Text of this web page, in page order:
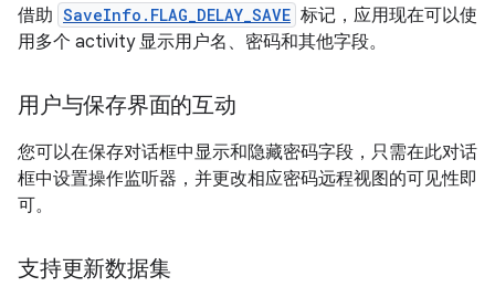
借助 SaveInfo.FLAG_DELAY_SAVE 标记，应用现在可以使
用多个 activity 显示用户名、密码和其他字段。
用户与保存界面的互动
您可以在保存对话框中显示和隐藏密码字段，只需在此对话
框中设置操作监听器，并更改相应密码远程视图的可见性即
可。
支持更新数据集